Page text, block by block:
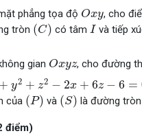
phẳng tọa độ Oxy
Oxy , cho
tròn (C)
(C) có tâm I
I và tiếp
gian Oxyz
Ox , cho đường
+ y2 + z2 − 2x + 6z − 6 =
z2 x z− 0
của (P)
(P) và (S)
(S) là đường
điểm)